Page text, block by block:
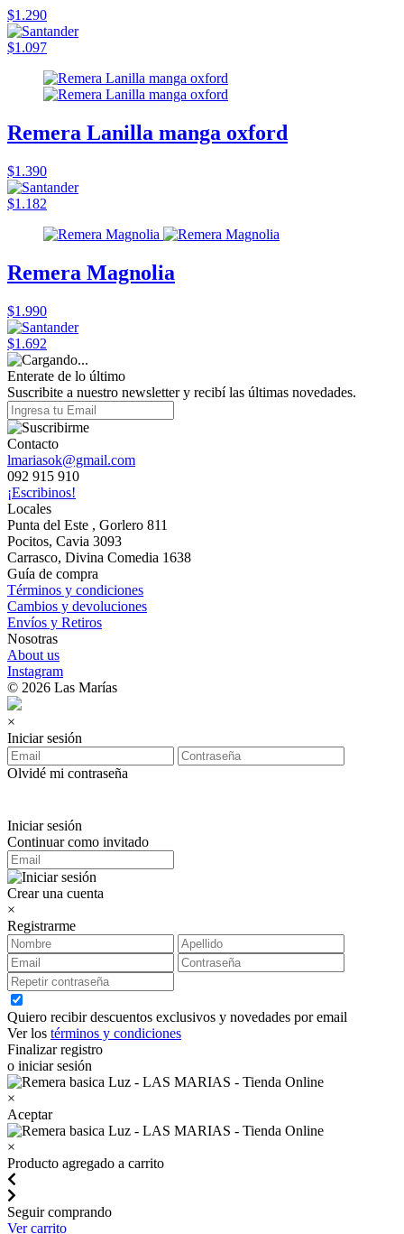
$1.290
$1.097
Remera Lanilla manga oxford
$1.390
$1.182
Remera Magnolia
$1.990
$1.692
Enterate de lo último
Suscribite a nuestro newsletter y recibí las últimas novedades.
Contacto
lmariasok@gmail.com
092 915 910
¡Escribinos!
Locales
Punta del Este , Gorlero 811
Pocitos, Cavia 3093
Carrasco, Divina Comedia 1638
Guía de compra
Términos y condiciones
Cambios y devoluciones
Envíos y Retiros
Nosotras
About us
Instagram
© 2026 Las Marías
×
Iniciar sesión
Olvidé mi contraseña
Iniciar sesión
Continuar como invitado
Crear una cuenta
×
Registrarme
Quiero recibir descuentos exclusivos y novedades por email
Ver los términos y condiciones
Finalizar registro
o iniciar sesión
×
Aceptar
×
Producto agregado a carrito
Seguir comprando
Ver carrito